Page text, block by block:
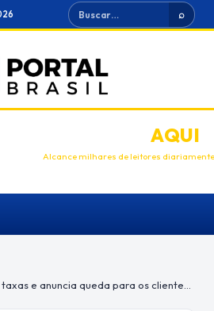
Buscar ⌕
ANUNCIEAQUI
Alcance milhares de leitores diariamente